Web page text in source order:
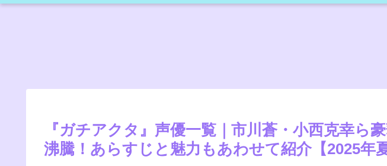
『ガチアクタ』声優一覧｜市川蒼・小西克幸ら
沸騰！あらすじと魅力もあわせて紹介【2025年